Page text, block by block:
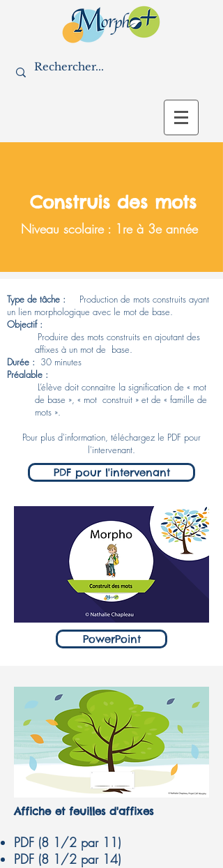
Construis des mots
Niveau scolaire : 1re à 3e année
Type de tâche :
Production de mots construits ayant
un lien morphologique avec le mot de base.
Objectif :
Produire des mots construits en ajoutant des
affixes à un mot de base. ​
Durée : 30 minutes
Préalable :
L’élève doit connaitre la signification de « mot
de base », « mot construit » et de « famille de
mots ».
Pour plus d'information, téléchargez le PDF pour
l'intervenant.
PDF pour l'intervenant
PowerPoint
Affiche et feuilles d'affixes
PDF (8 1/2 par 11)
PDF (8 1/2 par 14)